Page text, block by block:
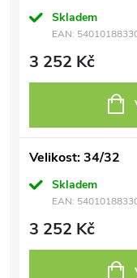
Skladem
EAN:
3 252 Kč
Velikost: 34/32
Skladem
EAN:
3 252 Kč